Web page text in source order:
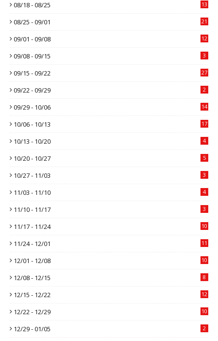
08/18 - 08/25 13
08/25 - 09/01 21
09/01 - 09/08 12
09/08 - 09/15 3
09/15 - 09/22 27
09/22 - 09/29 2
09/29 - 10/06 14
10/06 - 10/13 17
10/13 - 10/20 4
10/20 - 10/27 5
10/27 - 11/03 3
11/03 - 11/10 4
11/10 - 11/17 3
11/17 - 11/24 10
11/24 - 12/01 11
12/01 - 12/08 10
12/08 - 12/15 8
12/15 - 12/22 12
12/22 - 12/29 10
12/29 - 01/05 2